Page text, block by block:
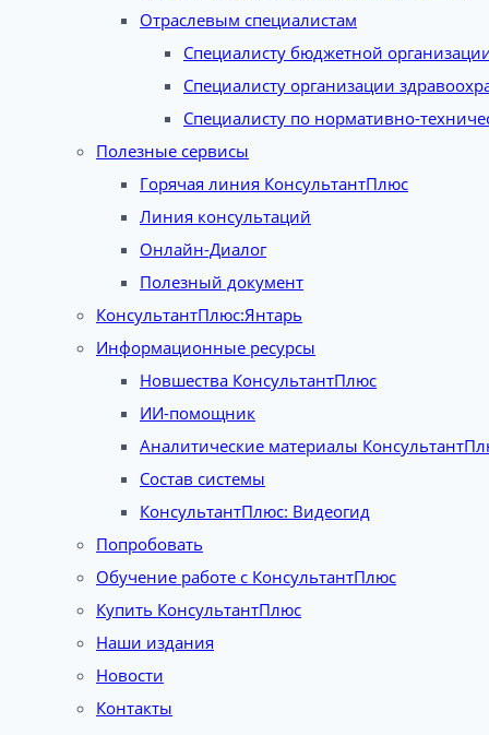
Отраслевым специалистам
Специалисту бюджетной
Специалисту организации
Специалисту по нормативно-
Полезные сервисы
Горячая линия КонсультантПлюс
Линия консультаций
Онлайн-Диалог
Полезный документ
КонсультантПлюс:Янтарь
Информационные ресурсы
Новшества КонсультантПлюс
ИИ-помощник
Аналитические материалы
Состав системы
КонсультантПлюс: Видеогид
Попробовать
Обучение работе с КонсультантПлюс
Купить КонсультантПлюс
Наши издания
Новости
Контакты